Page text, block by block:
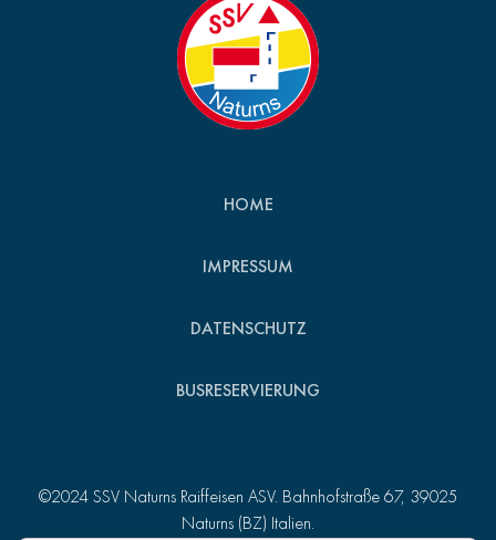
HOME
IMPRESSUM
DATENSCHUTZ
BUSRESERVIERUNG
©2024 SSV Naturns Raiffeisen ASV. Bahnhofstraße 67, 39025
Naturns (BZ) Italien.